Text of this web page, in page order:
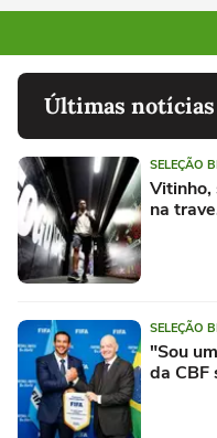
Últimas notícias
SELEÇÃO
Vitinho,
na
SELEÇÃO
"Sou
da CBF